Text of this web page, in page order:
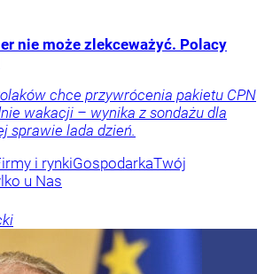
nie może zlekceważyć. Polacy
chce przywrócenia pakietu CPN
wakacji – wynika z sondażu dla
sprawie lada dzień.
i rynkiGospodarkaTwój
u Nas